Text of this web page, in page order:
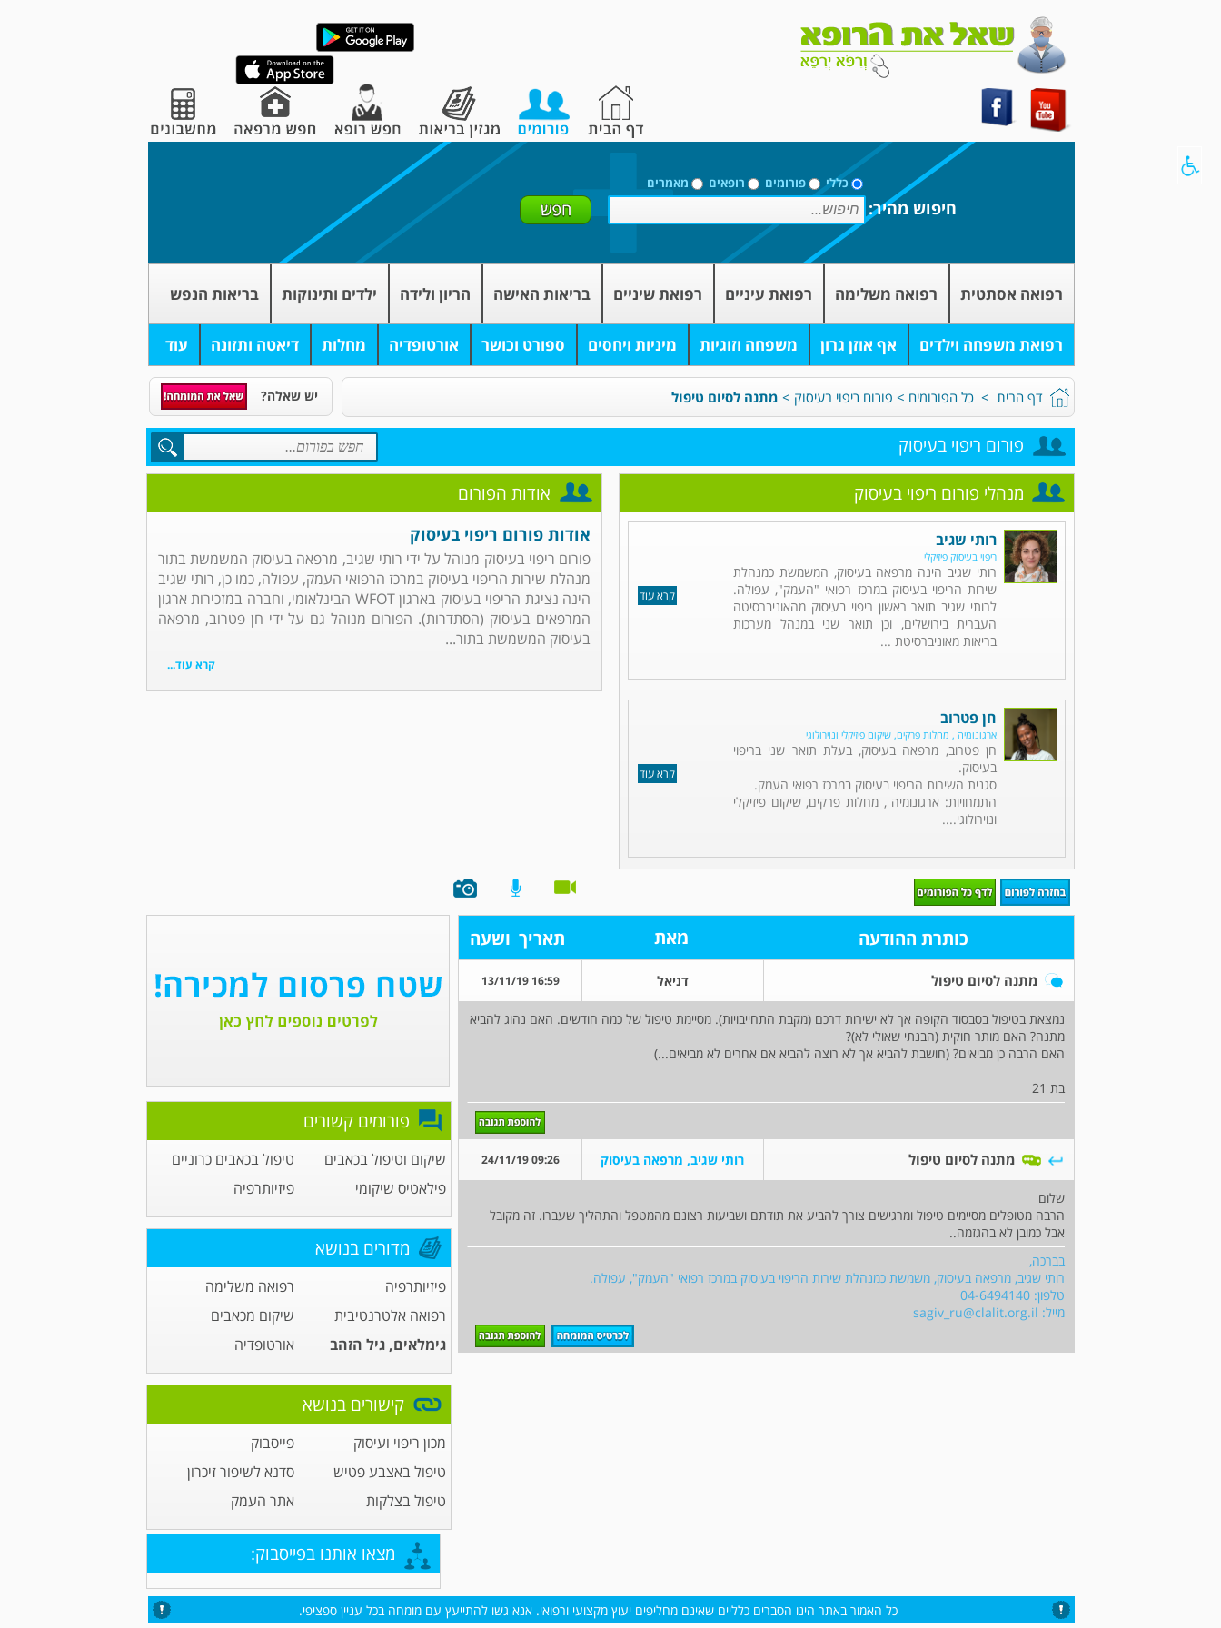
כללי פורומים רופאים מאמרים
חיפוש מהיר:
רפואה אסתטית רפואה משלימה רפואת עיניים רפואת שיניים בריאות האישה הריון ולידה ילדים ותינוקות בריאות הנפש
רפואת משפחה וילדים אף אוזן גרון משפחה וזוגיות מיניות ויחסים ספורט וכושר אורטופדיה מחלות דיאטה ותזונה עוד
דף הבית > כל הפורומים > פורום ריפוי בעיסוק > מתנה לסיום טיפול יש שאלה?
פורום ריפוי בעיסוק
אודות הפורום
אודות פורום ריפוי בעיסוק
פורום ריפוי בעיסוק מנוהל על ידי רותי שגיב, מרפאה בעיסוק המשמשת בתור
מנהלת שירות הריפוי בעיסוק במרכז הרפואי העמק, עפולה, כמו כן, רותי שגיב
הינה נציגת הריפוי בעיסוק בארגון WFOT הבינלאומי, וחברה במזכירות ארגון
המרפאים בעיסוק (הסתדרות). הפורום מנוהל גם על ידי חן פטרוב, מרפאה
בעיסוק המשמשת בתור...
קרא עוד...
מנהלי פורום ריפוי בעיסוק
קרא עוד
רותי שגיב
ריפוי בעיסוק פיזיקלי
רותי שגיב הינה מרפאה בעיסוק, המשמשת כמנהלת
שירות הריפוי בעיסוק במרכז רפואי "העמק", עפולה.
לרותי שגיב תואר ראשון ריפוי בעיסוק מהאוניברסיטה
העברית בירושלים, וכן תואר שני במנהל מערכות
בריאות מאוניברסיטת ...
קרא עוד
חן פטרוב
ארגונומיה , מחלות פרקים, שיקום פיזיקלי ונוירולוגי
חן פטרוב, מרפאה בעיסוק, בעלת תואר שני בריפוי
בעיסוק.
סגנית השירות הריפוי בעיסוק במרכז רפואי העמק.
התמחויות: ארגונומיה , מחלות פרקים, שיקום פיזיקלי
ונוירולוגי....
כותרת ההודעה מאת תאריך ושעה
מתנה לסיום טיפול דניאל 16:59 13/11/19
נמצאת בטיפול בסבסוד הקופה אך לא ישירות דרכם (מקבת התחייבויות). מסיימת טיפול של כמה חודשים. האם נהוג להביא
מתנה? האם מותר חוקית (הבנתי שאולי לא)?
האם הרבה כן מביאים? (חושבת להביא אך לא רוצה להביא אם אחרים לא מביאים...)
בת 21
מתנה לסיום טיפול רותי שגיב, מרפאה בעיסוק 09:26 24/11/19
שלום
הרבה מטופלים מסיימים טיפול ומרגישים צורך להביע את תודתם ושביעות רצונם מהמטפל והתהליך שעברו. זה מקובל
אבל כמובן לא בהגזמה..
בברכה,
רותי שגיב, מרפאה בעיסוק, משמשת כמנהלת שירות הריפוי בעיסוק במרכז רפואי "העמק", עפולה.
טלפון: 04-6494140
מייל: sagiv_ru@clalit.org.il
פורומים קשורים
שיקום וטיפול בכאבים
טיפול בכאבים כרוניים
פילאטיס שיקומי
פיזיותרפיה
מדורים בנושא
פיזיותרפיה
רפואה משלימה
רפואה אלטרנטיבית
שיקום מכאבים
גימלאים, גיל הזהב
אורטופדיה
קישורים בנושא
מכון ריפוי ועיסוק
פייסבוק
טיפול באצבע פטיש
סדנא לשיפור זיכרון
טיפול בצלקות
אתר העמק
מצאו אותנו בפייסבוק:
כל האמור באתר הינו הסברים כלליים שאינם מחליפים יעוץ מקצועי ורפואי. אנא גשו להתייעץ עם מומחה בכל עניין ספציפי.